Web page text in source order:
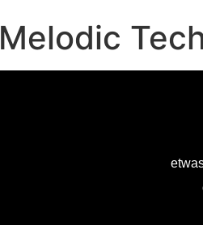
Melodic